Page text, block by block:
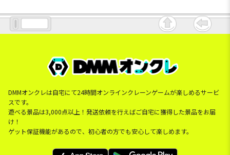
DMMオンクレは自宅にて24時間オンラインクレーンゲームが楽しめるサービ
スです。
遊べる景品は3,000点以上！発送依頼を行えばご自宅に獲得した景品をお届
け！
ゲット保証機能があるので、初心者の方でも安心して楽しめます。